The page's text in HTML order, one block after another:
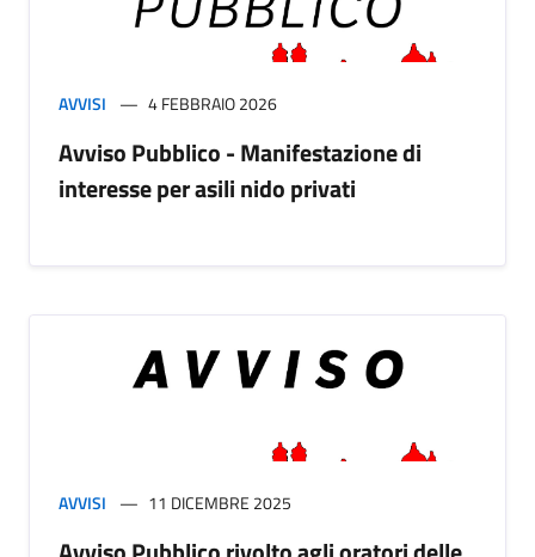
AVVISI 4 FEBBRAIO 2026
Avviso Pubblico - Manifestazione di
interesse per asili nido privati
AVVISI 11 DICEMBRE 2025